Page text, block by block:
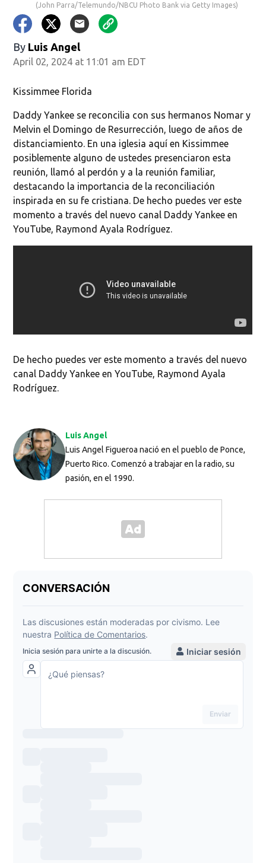
(John Parra/Telemundo/NBCU Photo Bank via Getty Images)
By Luis Angel
April 02, 2024 at 11:01 am EDT
Kissimmee Florida
Daddy Yankee se reconcilia con sus hermanos Nomar y
Melvin el Domingo de Resurrección, luego de años de
distanciamiento. En una iglesia aquí en Kissimmee
posiblemente alguno de ustedes presenciaron esta
reunión, llamó al perdón y a la reunión familiar,
destacando la importancia de la reconciliación
inspirada en su fe cristiana. De hecho puedes ver este
momento a través del nuevo canal Daddy Yankee en
YouTube, Raymond Ayala Rodríguez.
De hecho puedes ver este momento a través del nuevo
canal Daddy Yankee en YouTube, Raymond Ayala
Rodríguez.
Luis Angel
Luis Angel Figueroa nació en el pueblo de Ponce,
Puerto Rico. Comenzó a trabajar en la radio, su
pasión, en el 1990.